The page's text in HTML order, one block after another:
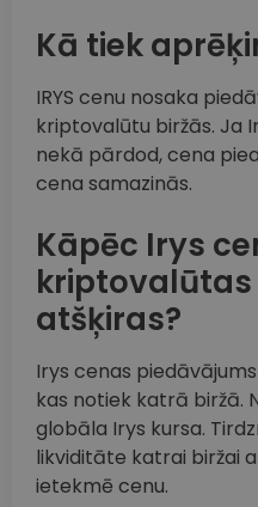
Kā tiek
IRYS cenu nosaka
kriptovalūtu biržās. Ja
nekā pārdod, cena
cena samazinās.
Kāpēc Irys
kriptovalūtas
atšķiras?
Irys cenas
kas notiek katrā biržā.
globāla Irys kursa.
likviditāte katrai biržai
ietekmē cenu.